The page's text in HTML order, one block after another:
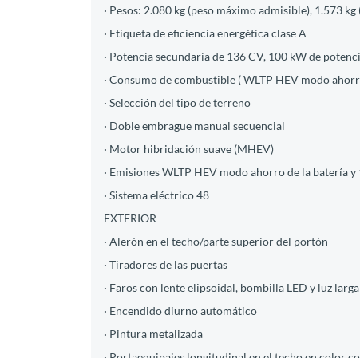
· Pesos: 2.080 kg (peso máximo admisible), 1.573
· Etiqueta de eficiencia energética clase A
· Potencia secundaria de 136 CV, 100 kW de
· Consumo de combustible ( WLTP HEV modo
· Selección del tipo de terreno
· Doble embrague manual secuencial
· Motor hibridación suave (MHEV)
· Emisiones WLTP HEV modo ahorro de la batería y
· Sistema eléctrico 48
EXTERIOR
· Alerón en el techo/parte superior del portón
· Tiradores de las puertas
· Faros con lente elipsoidal, bombilla LED y luz
· Encendido diurno automático
· Pintura metalizada